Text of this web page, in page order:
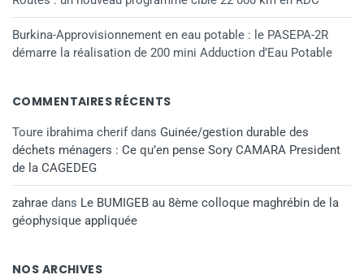
Burkina-Approvisionnement en eau potable : le PASEPA-2R
démarre la réalisation de 200 mini Adduction d’Eau Potable
COMMENTAIRES RÉCENTS
Toure ibrahima cherifdans Guinée/gestion durable des
déchets ménagers : Ce qu’en pense Sory CAMARA President
de la CAGEDEG
zahrae dans Le BUMIGEB au 8ème colloque maghrébin de la
géophysique appliquée
NOS ARCHIVES